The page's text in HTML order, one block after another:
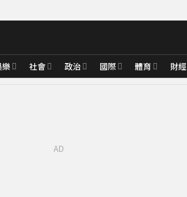
社會 政治 國際 體育 財經